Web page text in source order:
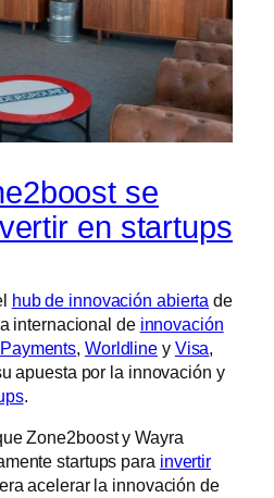
se
en startups
hub de innovación abierta de
internacional de innovación
, Worldline y Visa,
apuesta por la innovación y
.
Zone2boost y Wayra
startups para invertir
acelerar la innovación de